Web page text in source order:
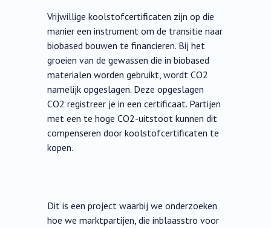
Vrijwillige koolstofcertificaten zijn op die
manier een instrument om de transitie naar
biobased bouwen te financieren. Bij het
groeien van de gewassen die in biobased
materialen worden gebruikt, wordt CO2
namelijk opgeslagen. Deze opgeslagen
CO2 registreer je in een certificaat. Partijen
met een te hoge CO2-uitstoot kunnen dit
compenseren door koolstofcertificaten te
kopen.
Dit is een project waarbij we onderzoeken
hoe we marktpartijen, die inblaasstro voor